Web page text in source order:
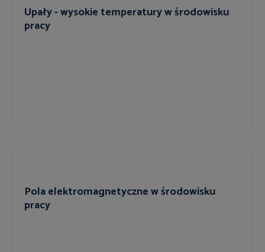
Upały - wysokie temperatury w środowisku
pracy
Pola elektromagnetyczne w środowisku
pracy